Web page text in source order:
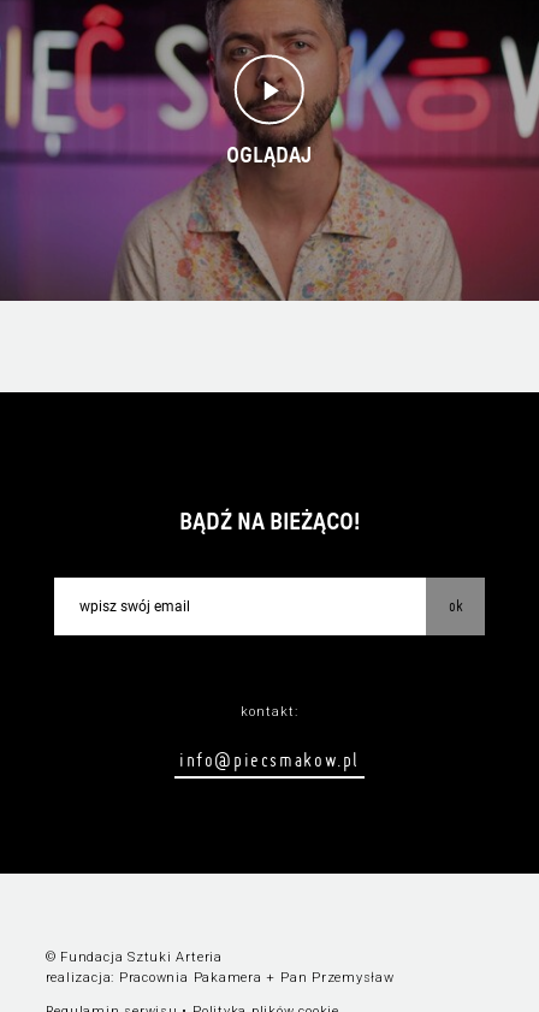
OGLĄDAJ
BĄDŹ NA BIEŻĄCO!
ok
kontakt:
info@piecsmakow.pl
© Fundacja Sztuki Arteria
realizacja: Pracownia Pakamera + Pan Przemysław